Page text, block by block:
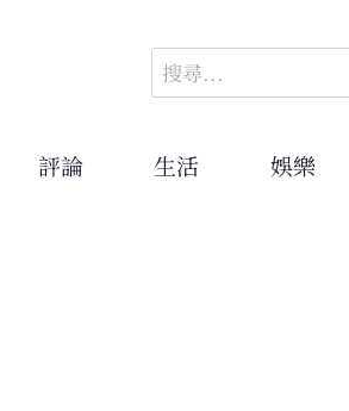
搜
尋
鍵
評論 生活 娛樂